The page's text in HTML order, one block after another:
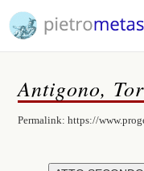
Antigono,
Permalink:https://